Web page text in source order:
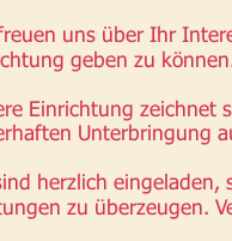
uns über Ihr
geben zu
Einrichtung zeichnet
Unterbringung
herzlich eingeladen,
zu überzeugen.